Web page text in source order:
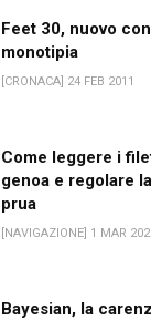
Feet 30, nuovo
monotipia
[CRONACA] 24 FEB 2011
Come leggere i
genoa e regolare
prua
[NAVIGAZIONE] 1 MAR
Bayesian, la